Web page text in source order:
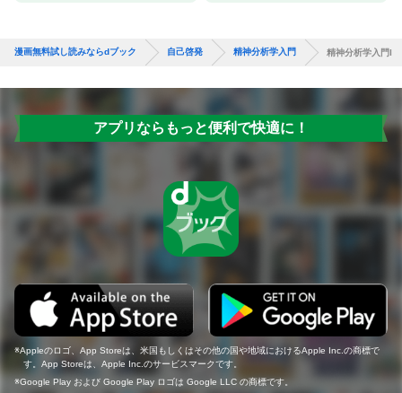
漫画無料試し読みならdブック 自己啓発 精神分析学入門 精神分析学入門I
アプリならもっと便利で快適に！
Appleのロゴ、App Storeは、米国もしくはその他の国や地域におけるApple Inc.の商標で
す。App Storeは、Apple Inc.のサービスマークです。
Google Play および Google Play ロゴは Google LLC の商標です。